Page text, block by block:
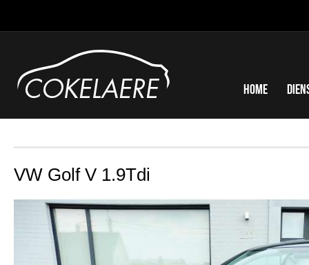
Home
VW Golf V 1.9Tdi